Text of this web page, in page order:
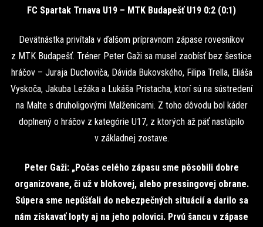
FC Spartak Trnava U19 – MTK Budapešť U19 0:2 (0:1)
Devätnástka privítala v ďalšom prípravnom zápase rovesníkov
z MTK Budapešť. Tréner Peter Gaži sa musel zaobísť bez šestice
hráčov – Juraja Duchoviča, Dávida Bukovského, Filipa Trella, Eliáša
Vyskoča, Jakuba Ležáka a Lukáša Pristacha, ktorí sú na sústredení
na Malte s druholigovými Malženicami. Z toho dôvodu bol káder
doplnený o hráčov z kategórie U17, z ktorých až päť nastúpilo
v základnej zostave.
Peter Gaži: „Počas celého zápasu sme pôsobili dobre
organizovane, či už v blokovej, alebo pressingovej obrane.
Súpera sme nepúšťali do nebezpečných situácií a darilo sa
nám získavať lopty aj na jeho polovici. Prvú šancu v zápase